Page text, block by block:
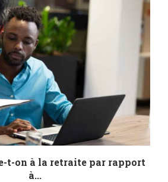
t-on à la retraite par rapport
à...